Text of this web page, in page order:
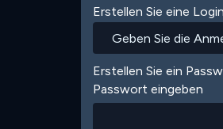
Erstellen Sie eine
Erstellen Sie ein
Passwort eingeben